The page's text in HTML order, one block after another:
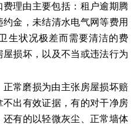
理由主要包括：租户逾期腾
金，未结清水电气网等费用
生状况极差而需要清洁的费
损坏，以及不当或违法行为
常磨损为由主张房屋损坏赔
出有效证据，有的对干净房
有的以轻微灰尘、正常墙体